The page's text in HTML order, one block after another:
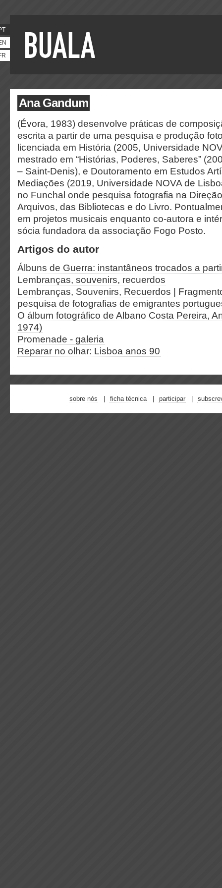
Ana Gandum
(Évora, 1983) desenvolve práticas de
escrita a partir de uma pesquisa e produção
licenciada em História (2005, Universidade
mestrado em “Histórias, Poderes, Saberes”
– Saint-Denis), e Doutoramento em Estudos
Mediações (2019, Universidade NOVA de
no Funchal onde pesquisa fotografia na
Arquivos, das Bibliotecas e do Livro.
em projetos musicais enquanto co-autora e
sócia fundadora da associação Fogo Posto.
Artigos do autor
Álbuns de Guerra: instantâneos trocados a
Lembranças, souvenirs, recuerdos
Lembranças, Souvenirs, Recuerdos |
pesquisa de fotografias de emigrantes
O álbum fotográfico de Albano Costa Pereira,
1974)
Promenade - galeria
Reparar no olhar: Lisboa anos 90
sobre nós ficha técnica participar